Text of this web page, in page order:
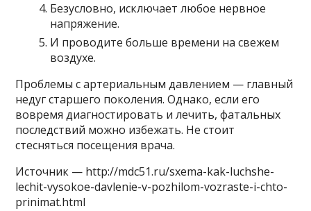
Безусловно, исключает любое нервное
напряжение.
И проводите больше времени на свежем
воздухе.
Проблемы с артериальным давлением — главный
недуг старшего поколения. Однако, если его
вовремя диагностировать и лечить, фатальных
последствий можно избежать. Не стоит
стесняться посещения врача.
Источник — http://mdc51.ru/sxema-kak-luchshe-
lechit-vysokoe-davlenie-v-pozhilom-vozraste-i-chto-
prinimat.html